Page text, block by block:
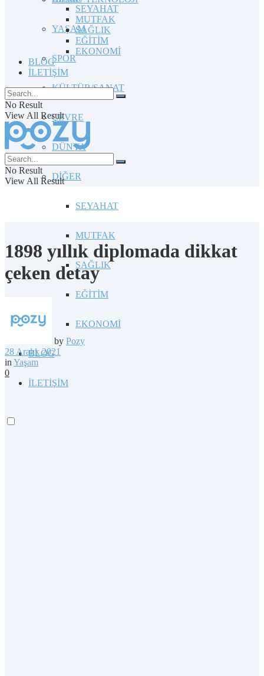
YAŞAM
SPOR
KÜLTÜR/SANAT
ÇEVRE
DÜNYA
DİĞER
SEYAHAT
MUTFAK
SAĞLIK
EĞİTİM
EKONOMİ
BLOG
İLETİŞİM
SEYAHAT
MUTFAK
SAĞLIK
EĞİTİM
EKONOMİ
BLOG
İLETİŞİM
No Result
View All Result
No Result
View All Result
1898 yıllık diplomada dikkat
çeken detay
by Pozy
28 Aralık 2021
in Yaşam
0